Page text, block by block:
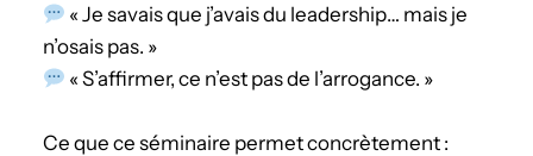
« Je savais que j’avais du leadership… mais je
n’osais pas. »
« S’affirmer, ce n’est pas de l’arrogance. »
Ce que ce séminaire permet concrètement :